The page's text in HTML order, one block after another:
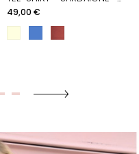
Prix
49,00 €